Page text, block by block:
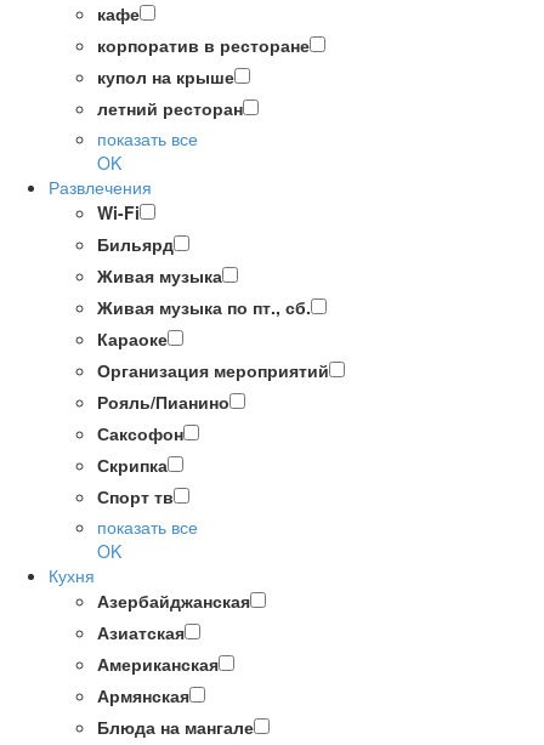
кафе
корпоратив в ресторане
купол на крыше
летний ресторан
показать все
OK
Развлечения
Wi-Fi
Бильярд
Живая музыка
Живая музыка по пт., сб.
Караоке
Организация мероприятий
Рояль/Пианино
Саксофон
Скрипка
Спорт тв
показать все
OK
Кухня
Азербайджанская
Азиатская
Американская
Армянская
Блюда на мангале